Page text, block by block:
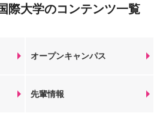
際大学のコンテンツ一覧
オープンキャンパス
先輩情報